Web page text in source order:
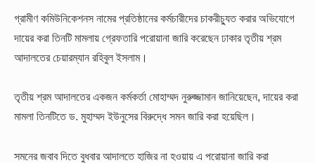
গ্রামীণ কমিউনিকেশনস নামের প্রতিষ্ঠানের কর্মচারীদের চাকরীচ্যুত করার অভিযোগে
দায়ের করা তিনটি মামলায় গ্রেফতারি পরোয়ানা জারি করেছেন ঢাকার তৃতীয় শ্রম
আদালতের চেয়ারম্যান রহিবুল ইসলাম।
তৃতীয় শ্রম আদালতের একজন কর্মকর্তা মোহাম্মদ নুরুজ্জামান জানিয়েছেন, দায়ের করা
মামলা তিনটিতে ড. মুহাম্মদ ইউনুসের বিরুদ্ধে সমন জারি করা হয়েছিল।
সমনের জবাব দিতে বুধবার আদালতে হাজির না হওয়ায় এ পরোয়ানা জারি করা